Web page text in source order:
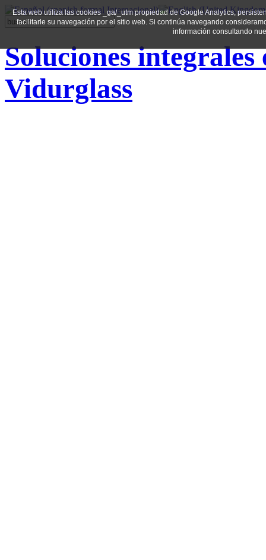
Soluciones
Vidurglass
Esta web utiliza las cookies _ga/_utm propiedad de Google Analytics,
facilitarle su navegación por el sitio web. Si continúa navegando
información consultando